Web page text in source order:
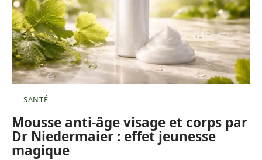
SANTÉ
Mousse anti-âge visage et corps par
Dr Niedermaier : effet jeunesse
magique